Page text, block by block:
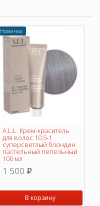
Новинка
A.L.L. Крем-краситель
для волос 10,5-1
суперсветлый блондин
пастельный пепельный
100 мл
1 500 p
В корзину